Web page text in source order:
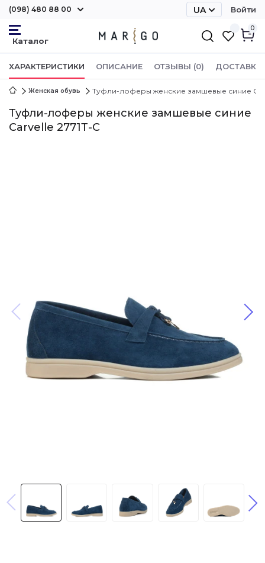
(098) 480 88 00 UA Войти
0
ХАРАКТЕРИСТИКИ ОПИСАНИЕ ОТЗЫВЫ (0) ДОСТАВКА
Женская обувь Туфли-лоферы женские замшевые синие
Туфли-лоферы женские замшевые синие
Carvelle 2771Т-С